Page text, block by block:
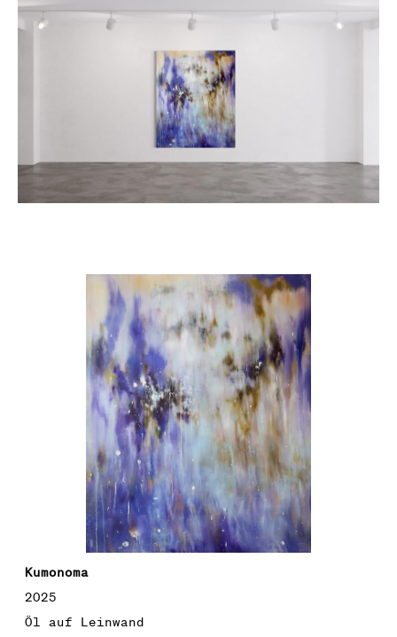
Kumonoma
2025
Öl auf Leinwand